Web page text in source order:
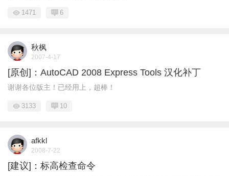
1471 6
秋枫
2007-4-17
[原创]：AutoCAD 2008 Express Tools 汉化补丁
谢谢各位版主！已经用上，超棒！
3133 10
afkkl
2008-7-22
[建议]：标高检查命令